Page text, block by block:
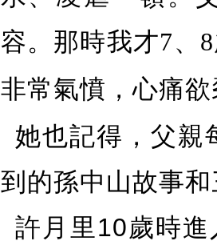
容。那時我才7、 8
非常氣憤，心痛
她也記得，父親
到的孫中山故事
許月里 10歲時